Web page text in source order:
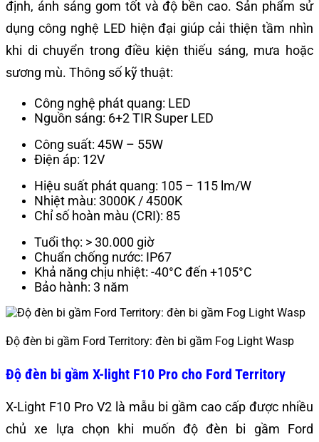
định, ánh sáng gom tốt và độ bền cao. Sản phẩm sử
dụng công nghệ LED hiện đại giúp cải thiện tầm nhìn
khi di chuyển trong điều kiện thiếu sáng, mưa hoặc
sương mù. Thông số kỹ thuật:
Công nghệ phát quang: LED
Nguồn sáng: 6+2 TIR Super LED
Công suất: 45W – 55W
Điện áp: 12V
Hiệu suất phát quang: 105 – 115 lm/W
Nhiệt màu: 3000K / 4500K
Chỉ số hoàn màu (CRI): 85
Tuổi thọ: > 30.000 giờ
Chuẩn chống nước: IP67
Khả năng chịu nhiệt: -40°C đến +105°C
Bảo hành: 3 năm
Độ đèn bi gầm Ford Territory: đèn bi gầm Fog Light Wasp
Độ đèn bi gầm X-light F10 Pro cho Ford Territory
X-Light F10 Pro V2 là mẫu bi gầm cao cấp được nhiều
chủ xe lựa chọn khi muốn độ đèn bi gầm Ford